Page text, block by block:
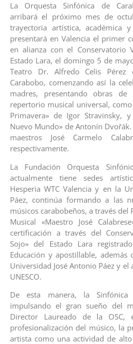
La Orquesta Sinfónica de
arribará el próximo mes de
trayectoria artística, académica
presentará en Valencia el primer
en alianza con el Conservatorio
Estado Lara, el domingo 5 de
Teatro Dr. Alfredo Celis
Carabobo, comenzando así la
madres, presentando obras de
repertorio musical universal, como
Primavera» de Igor Stravinsky,
Nuevo Mundo» de Antonín
maestros José Carmelo
respectivamente.
La Fundación Orquesta
actualmente tiene sedes
Hesperia WTC Valencia y en la
Páez, continúa formando a las
músicos carabobeños, a través del
Musical «Maestro José
certificación a través del
Sojo» del Estado Lara
Educación y apostillable,
Universidad José Antonio Páez y
UNESCO.
De esta manera, la Sinfónica
impulsando el gran sueño del
Director Laureado de la OSC,
profesionalización del músico, la
artista como una actividad de